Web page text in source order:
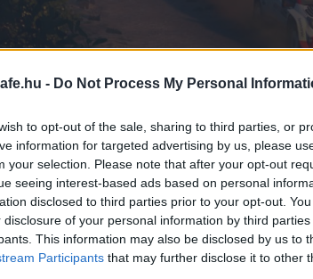
- Do Not Process My Personal
to opt-out of the sale, sharing to third parties, or
information for targeted advertising by us, please
your selection. Please note that after your opt-out
seeing interest-based ads based on personal
disclosed to third parties prior to your opt-out.
disclosure of your personal information by third parties
This information may also be disclosed by us to
Participants that may further disclose it to other
befejezi a